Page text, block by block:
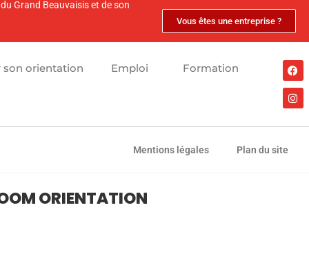
Grand Beauvaisis et de son
Vous êtes une entreprise ?
son orientation Emploi Formation
Mentions légales Plan du site
ORIENTATION